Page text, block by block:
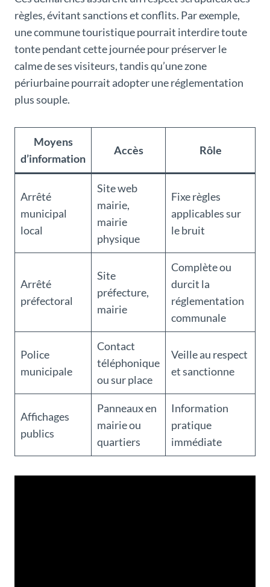
règles, évitant sanctions et conflits. Par exemple,
une commune touristique pourrait interdire toute
tonte pendant cette journée pour préserver le
calme de ses visiteurs, tandis qu’une zone
périurbaine pourrait adopter une réglementation
plus souple.
Moyens
d’information
Accès Rôle
Arrêté
municipal
local
Site web
mairie,
mairie
physique
Fixe règles
applicables sur
le bruit
Arrêté
préfectoral
Site
préfecture,
mairie
Complète ou
durcit la
réglementation
communale
Police
municipale
Contact
téléphonique
ou sur place
Veille au respect
et sanctionne
Affichages
publics
Panneaux en
mairie ou
quartiers
Information
pratique
immédiate